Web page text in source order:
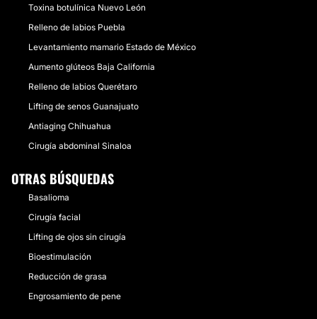
Toxina botulínica Nuevo León
Relleno de labios Puebla
Levantamiento mamario Estado de México
Aumento glúteos Baja California
Relleno de labios Querétaro
Lifting de senos Guanajuato
Antiaging Chihuahua
Cirugía abdominal Sinaloa
OTRAS BÚSQUEDAS
Basalioma
Cirugía facial
Lifting de ojos sin cirugía
Bioestimulación
Reducción de grasa
Engrosamiento de pene